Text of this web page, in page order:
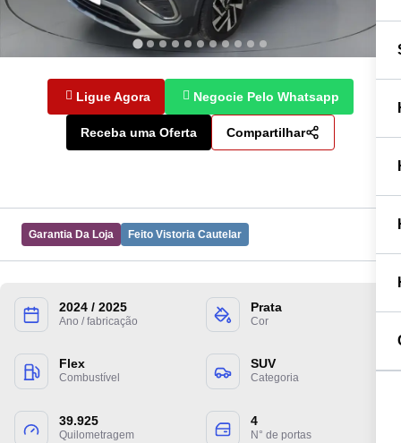
Garantia Da Loja Feito Vistoria Cautelar
2024 / 2025
Ano / fabricação
Prata
Cor
Flex
Combustível
SUV
Categoria
39.925
Quilometragem
4
N° de portas
Ligue Agora Negocie Pelo Whatsapp
Receba uma Oferta Compartilhar
Preencha suas informações para entrarmos
em contato.